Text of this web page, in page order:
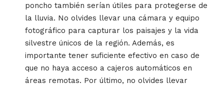
poncho también serían útiles para protegerse de
la lluvia. No olvides llevar una cámara y equipo
fotográfico para capturar los paisajes y la vida
silvestre únicos de la región. Además, es
importante tener suficiente efectivo en caso de
que no haya acceso a cajeros automáticos en
áreas remotas. Por último, no olvides llevar